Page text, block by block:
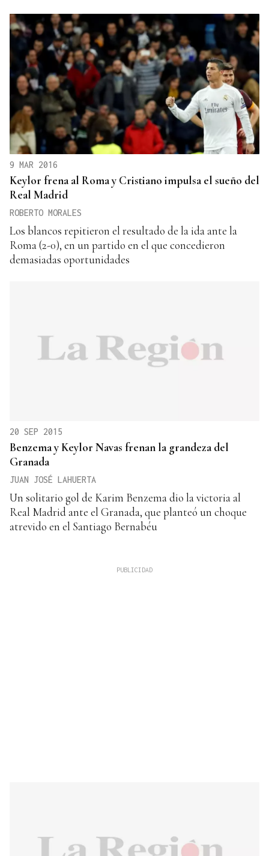
9 MAR 2016
Keylor frena al Roma y Cristiano impulsa el sueño del
Real Madrid
ROBERTO MORALES
Los blancos repitieron el resultado de la ida ante la
Roma (2-0), en un partido en el que concedieron
demasiadas oportunidades
20 SEP 2015
Benzema y Keylor Navas frenan la grandeza del
Granada
JUAN JOSÉ LAHUERTA
Un solitario gol de Karim Benzema dio la victoria al
Real Madrid ante el Granada, que planteó un choque
atrevido en el Santiago Bernabéu